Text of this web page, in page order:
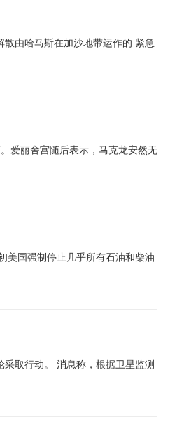
由哈马斯在加沙地带运作的 紧急
爱丽舍宫随后表示，马克龙安然无
美国强制停止几乎所有石油和柴油
取行动。 消息称，根据卫星监测